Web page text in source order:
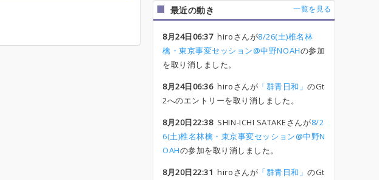
最近の動き 一覧を見る
8月24日06:37hiroさんが8/26(土)椎名林
檎・東京事変セッション@中野NOAHの参加
を取り消しました。
8月24日06:36hiroさんが 「群青日和」のGt
2へのエントリーを取り消しました。
8月20日22:38SHIN-ICHI SATAKEさんが8/2
6(土)椎名林檎・東京事変セッション@中野N
OAHの参加を取り消しました。
8月20日22:31 hiroさんが 「群青日和」のGt